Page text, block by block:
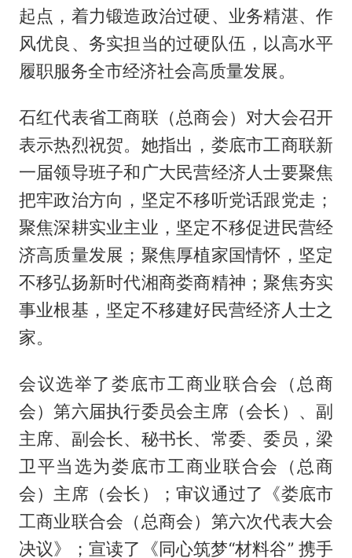
起点，着力锻造政治过硬、业务精湛、作
风优良、务实担当的过硬队伍，以高水平
履职服务全市经济社会高质量发展。
石红代表省工商联（总商会）对大会召开
表示热烈祝贺。她指出，娄底市工商联新
一届领导班子和广大民营经济人士要聚焦
把牢政治方向，坚定不移听党话跟党走；
聚焦深耕实业主业，坚定不移促进民营经
济高质量发展；聚焦厚植家国情怀，坚定
不移弘扬新时代湘商娄商精神；聚焦夯实
事业根基，坚定不移建好民营经济人士之
家。
会议选举了娄底市工商业联合会（总商
会）第六届执行委员会主席（会长）、副
主席、副会长、秘书长、常委、委员，梁
卫平当选为娄底市工商业联合会（总商
会）主席（会长）；审议通过了《娄底市
工商业联合会（总商会）第六次代表大会
决议》；宣读了《同心筑梦“材料谷” 携手